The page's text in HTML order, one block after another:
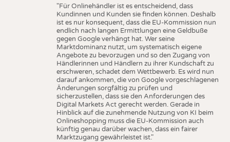
"Für Onlinehändler ist es entscheidend, dass
Kundinnen und Kunden sie finden können. Deshalb
ist es nur konsequent, dass die EU-Kommission nun
endlich nach langen Ermittlungen eine Geldbuße
gegen Google verhängt hat. Wer seine
Marktdominanz nutzt, um systematisch eigene
Angebote zu bevorzugen und so den Zugang von
Händlerinnen und Händlern zu ihrer Kundschaft zu
erschweren, schadet dem Wettbewerb. Es wird nun
darauf ankommen, die von Google vorgeschlagenen
Änderungen sorgfältig zu prüfen und
sicherzustellen, dass sie den Anforderungen des
Digital Markets Act gerecht werden. Gerade in
Hinblick auf die zunehmende Nutzung von KI beim
Onlineshopping muss die EU-Kommission auch
künftig genau darüber wachen, dass ein fairer
Marktzugang gewährleistet ist."